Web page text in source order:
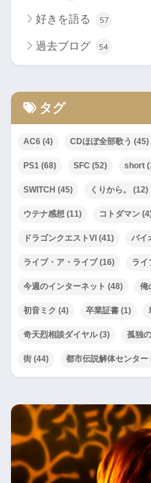
好きを語る 57
過去ブログ 54
タグ
AC6 (4) CDほぼ全部歌う (45)
PS1 (68) SFC (52) short
SWITCH (45) くりから。 (12)
ウテナ感想 (11) コトダマン
ドラゴンクエストVI (41) バイ
ライブ・ア・ライブ(16) ライ
今週のインターネット (48) 俺
初音ミク (4) 卒業証書 (1)
奇天烈相談ダイヤル(3) 孤独
街 (44) 都市伝説解体センター